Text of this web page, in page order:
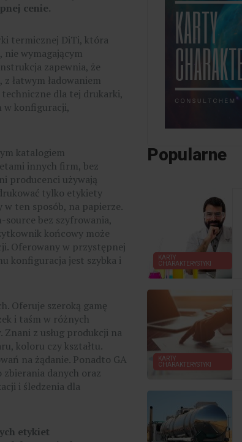
cenie.
termicznej DiTi, która
wymagającym
zapewnia, że
łatwym ładowaniem
dla tej drukarki,
w konfiguracji,
katalogiem
innych firm, bez
producenci używają
tylko etykiety
w ten sposób, na papierze.
source bez szyfrowania,
końcowy może
Oferowany w przystępnej
konfiguracja jest szybka i
Oferuje szeroką gamę
i taśm w różnych
z usług produkcji na
koloru czy kształtu.
na żądanie. Ponadto GA
danych oraz
i śledzenia dla
etykiet
Popularne
KARTY
CHARAKTERYSTYKI
KARTY
CHARAKTERYSTYKI